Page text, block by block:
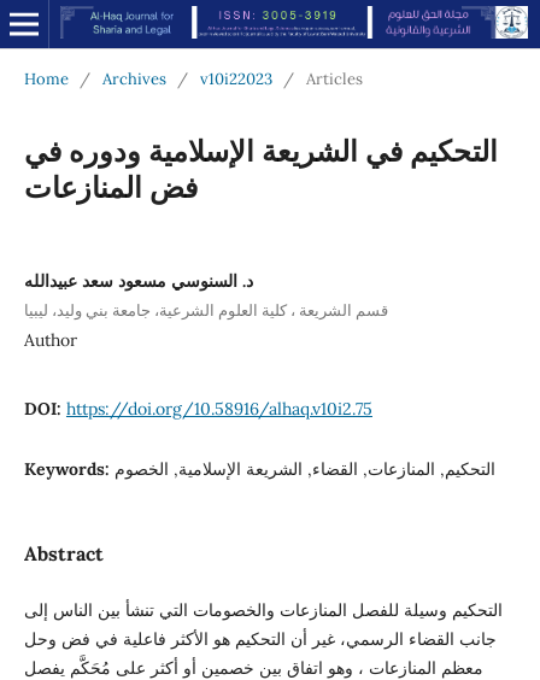
Home / Archives / v10i22023 / Articles
التحكيم في الشريعة الإسلامية ودوره في
فض المنازعات
د. السنوسي مسعود سعد عبيدالله
قسم الشريعة ، كلية العلوم الشرعية، جامعة بني وليد، ليبيا
Author
DOI: https://doi.org/10.58916/alhaq.v10i2.75
Keywords: التحكيم, المنازعات, القضاء, الشريعة الإسلامية, الخصوم
Abstract
التحكيم وسيلة للفصل المنازعات والخصومات التي تنشأ بين الناس إلى
جانب القضاء الرسمي، غير أن التحكيم هو الأكثر فاعلية في فض وحل
معظم المنازعات ، وهو اتفاق بين خصمين أو أكثر على مُحَكَّم يفصل